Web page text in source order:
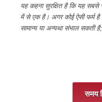
यह कहना सुरक्षित है कि यह सबसे
में से एक है। अगर कोई ऐसी फर्म है
सामान्य या अन्यथा संभाल सकती
समय